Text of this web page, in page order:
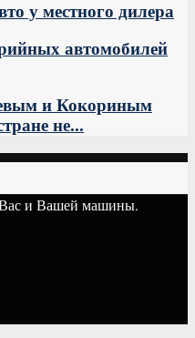
у местного дилера
автомобилей
и Кокориным
не...
и Вашей машины.